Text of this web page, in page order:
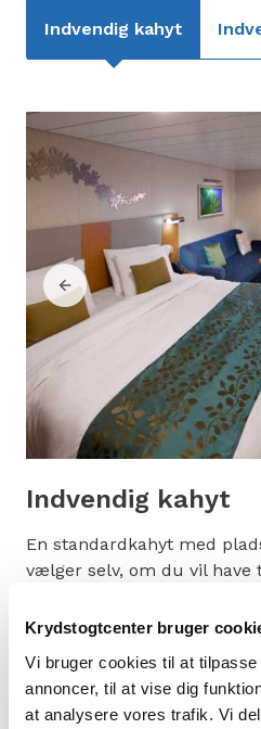
Krydstogtcenter bruger
Vi bruger cookies til at
annoncer, til at vise dig
at analysere vores trafik. Vi
Indvendig kahyt
Indvendig kahyt
En standardkahyt med
vælger selv, om du vil have
opholdsområde, hvor man
minibar, sminkebord med
garderobe.